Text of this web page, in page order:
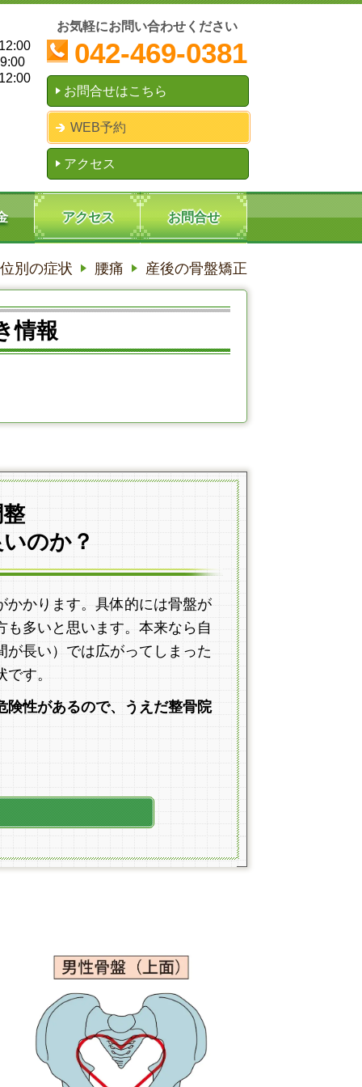
お気軽にお問い合わせください
042-469-0381
お問合せはこちら
WEB予約
アクセス
アクセス お問合せ
別の症状 腰痛 産後の骨盤矯正
情報
のか？
かかります。具体的には骨盤が
多いと思います。本来なら自
長い）では広がってしまった
す。
険性があるので、うえだ整骨院